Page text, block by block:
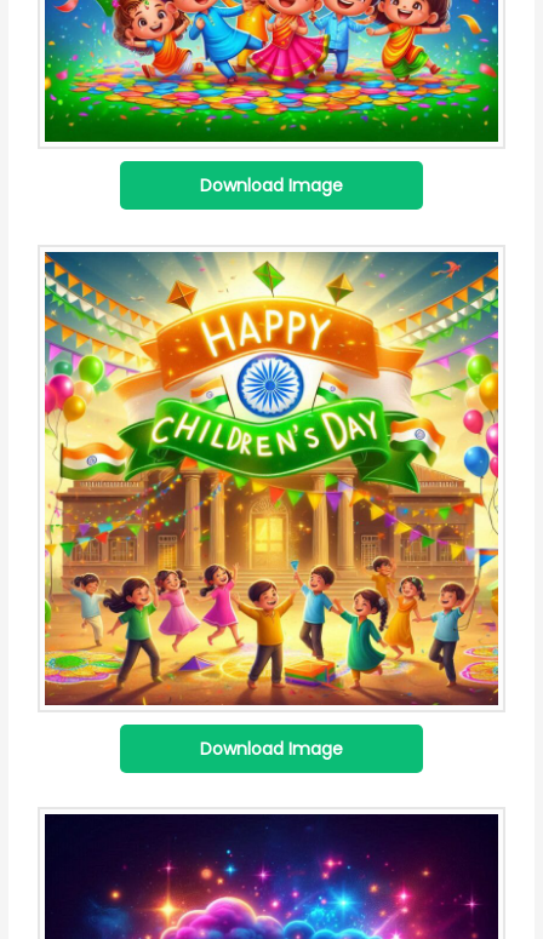
Download Image
Download Image